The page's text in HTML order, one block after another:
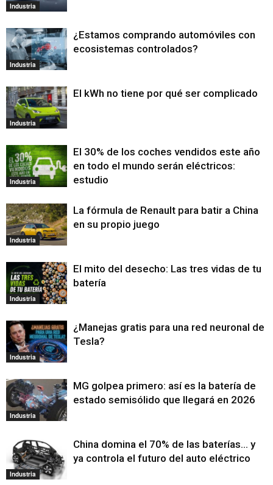
Industria
Industria
¿Estamos comprando automóviles con
ecosistemas controlados?
Industria
El kWh no tiene por qué ser complicado
Industria
El 30% de los coches vendidos este año
en todo el mundo serán eléctricos:
estudio
Industria
La fórmula de Renault para batir a China
en su propio juego
Industria
El mito del desecho: Las tres vidas de tu
batería
Industria
¿Manejas gratis para una red neuronal de
Tesla?
Industria
MG golpea primero: así es la batería de
estado semisólido que llegará en 2026
Industria
China domina el 70% de las baterías… y
ya controla el futuro del auto eléctrico